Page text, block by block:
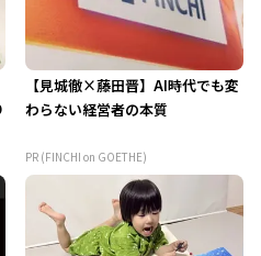
【見城徹×藤田晋】AI時代でも変
わらない経営者の本質
PR (FINCHI on GOETHE)